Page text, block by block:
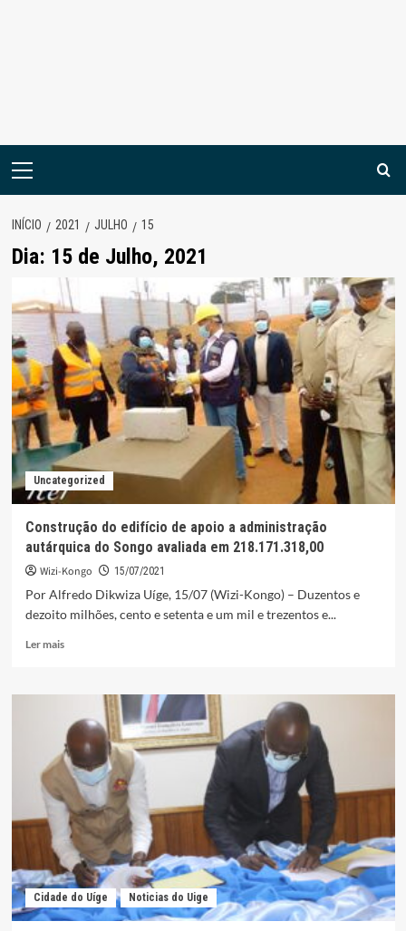
Menu
INÍCIO 2021 JULHO 15
Dia: 15 de Julho, 2021
Uncategorized
Construção do edifício de apoio a administração
autárquica do Songo avaliada em 218.171.318,00
Wizi-Kongo 15/07/2021
Por Alfredo Dikwiza Uíge, 15/07 (Wizi-Kongo) – Duzentos e
dezoito milhões, cento e setenta e um mil e trezentos e...
Ler maisLeia
Construção
edifício
de
apoio
administração
autárquica
do
Songo
avaliada
em
218.171.318,00
Cidade do Uíge Noticias do Uige